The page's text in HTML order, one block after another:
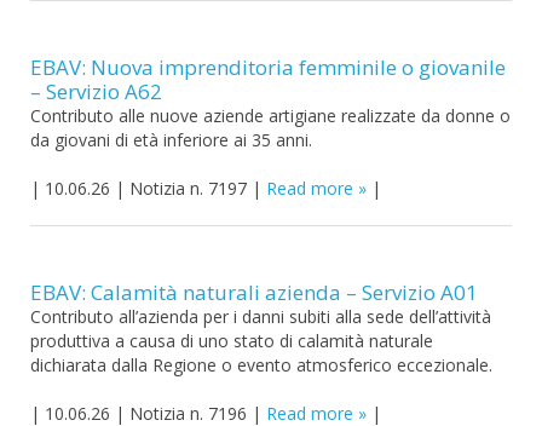
EBAV: Nuova imprenditoria femminile o giovanile
– Servizio A62
Contributo alle nuove aziende artigiane realizzate da donne o
da giovani di età inferiore ai 35 anni.
| 10.06.26 | Notizia n. 7197 | Read more |
EBAV: Calamità naturali azienda – Servizio A01
Contributo all’azienda per i danni subiti alla sede dell’attività
produttiva a causa di uno stato di calamità naturale
dichiarata dalla Regione o evento atmosferico eccezionale.
| 10.06.26 | Notizia n. 7196 | Read more |